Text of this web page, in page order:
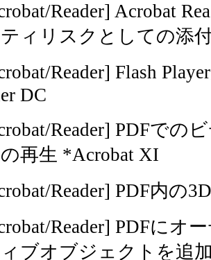
Reader] Acrobat
ィリスクとしての添
Reader] Flash
DC
Reader] PDFでの
再生 *Acrobat XI
Reader] PDF内の
Reader] PDFにオ
ブオブジェクトを追